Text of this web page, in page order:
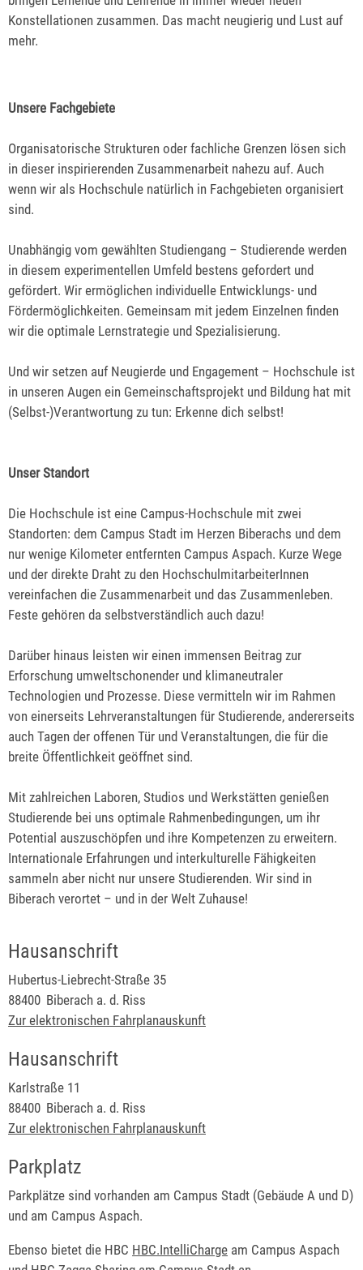
Konstellationen zusammen. Das macht neugierig und Lust auf
mehr.
Unsere Fachgebiete
Organisatorische Strukturen oder fachliche Grenzen lösen sich
in dieser inspirierenden Zusammenarbeit nahezu auf. Auch
wenn wir als Hochschule natürlich in Fachgebieten organisiert
sind.
Unabhängig vom gewählten Studiengang – Studierende werden
in diesem experimentellen Umfeld bestens gefordert und
gefördert. Wir ermöglichen individuelle Entwicklungs- und
Fördermöglichkeiten. Gemeinsam mit jedem Einzelnen finden
wir die optimale Lernstrategie und Spezialisierung.
Und wir setzen auf Neugierde und Engagement – Hochschule ist
in unseren Augen ein Gemeinschaftsprojekt und Bildung hat mit
(Selbst-)Verantwortung zu tun: Erkenne dich selbst!
Unser Standort
Die Hochschule ist eine Campus-Hochschule mit zwei
Standorten: dem Campus Stadt im Herzen Biberachs und dem
nur wenige Kilometer entfernten Campus Aspach. Kurze Wege
und der direkte Draht zu den HochschulmitarbeiterInnen
vereinfachen die Zusammenarbeit und das Zusammenleben.
Feste gehören da selbstverständlich auch dazu!
Darüber hinaus leisten wir einen immensen Beitrag zur
Erforschung umweltschonender und klimaneutraler
Technologien und Prozesse. Diese vermitteln wir im Rahmen
von einerseits Lehrveranstaltungen für Studierende, andererseits
auch Tagen der offenen Tür und Veranstaltungen, die für die
breite Öffentlichkeit geöffnet sind.
Mit zahlreichen Laboren, Studios und Werkstätten genießen
Studierende bei uns optimale Rahmenbedingungen, um ihr
Potential auszuschöpfen und ihre Kompetenzen zu erweitern.
Internationale Erfahrungen und interkulturelle Fähigkeiten
sammeln aber nicht nur unsere Studierenden. Wir sind in
Biberach verortet – und in der Welt Zuhause!
Hausanschrift
Hubertus-Liebrecht-Straße 35
88400 Biberach a. d. Riss
Zur elektronischen Fahrplanauskunft
Hausanschrift
Karlstraße 11
88400 Biberach a. d. Riss
Zur elektronischen Fahrplanauskunft
Parkplatz
Parkplätze sind vorhanden am Campus Stadt (Gebäude A und D)
und am Campus Aspach.
Ebenso bietet die HBC HBC.IntelliCharge am Campus Aspach